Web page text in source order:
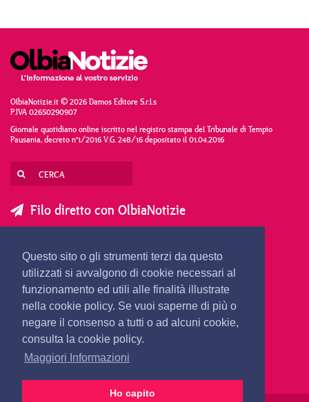
Questo sito o gli strumenti terzi da questo
utilizzati si avvalgono di cookie necessari al
funzionamento ed utili alle finalità illustrate
nella cookie policy. Se vuoi saperne di più o
negare il consenso a tutti o ad alcuni cookie,
consulta la cookie policy.
Maggiori Informazioni
Ho capito
OlbiaNotizie.it © 2026 Damos Editore S.r.l.s
P.IVA 02650290907
Giornale quotidiano online iscritto nel registro stampa del Tribunale di Tempio
Pausania, decreto n°1/2016 V.G. 248/16 depositato il 01.04.2016
Filo diretto con OlbiaNotizie
SEGNALA UNA NOTIZIA
SEGNALA UN EVENTO
redazione@olbianotizie.it